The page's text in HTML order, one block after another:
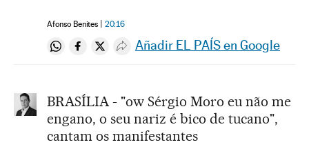
Afonso Benites 20:16
Compartir en Whatsapp
Compartir en Facebook
Compartir en Twitter
Desplegar Redes Sociales
Añadir EL PAÍS en Google
BRASÍLIA - "ow Sérgio Moro eu não me
engano, o seu nariz é bico de tucano",
cantam os manifestantes